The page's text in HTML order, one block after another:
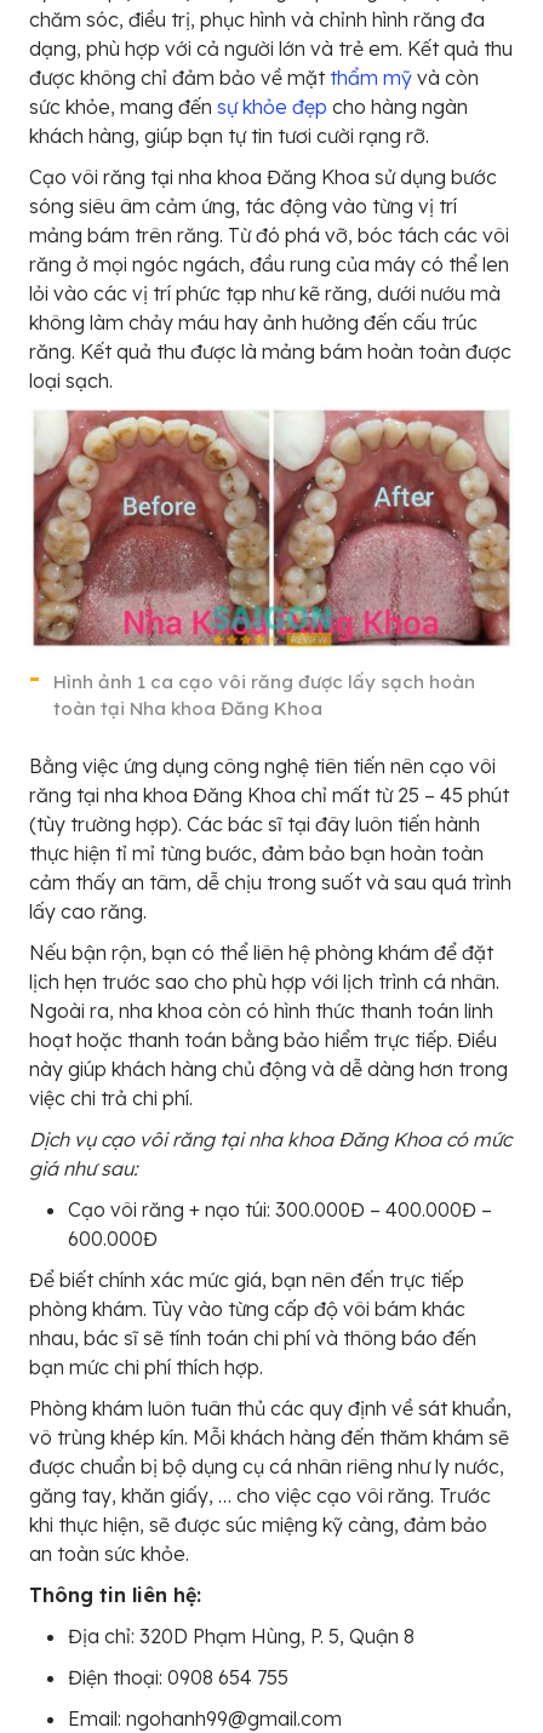
chăm sóc, điều trị, phục hình và chỉnh hình răng đa
dạng, phù hợp với cả người lớn và trẻ em. Kết quả thu
được không chỉ đảm bảo về mặt thẩm mỹ và còn
sức khỏe, mang đến sự khỏe đẹp cho hàng ngàn
khách hàng, giúp bạn tự tin tươi cười rạng rỡ.
Cạo vôi răng tại nha khoa Đăng Khoa sử dụng bước
sóng siêu âm cảm ứng, tác động vào từng vị trí
mảng bám trên răng. Từ đó phá vỡ, bóc tách các vôi
răng ở mọi ngóc ngách, đầu rung của máy có thể len
lỏi vào các vị trí phức tạp như kẽ răng, dưới nướu mà
không làm chảy máu hay ảnh hưởng đến cấu trúc
răng. Kết quả thu được là mảng bám hoàn toàn được
loại sạch.
Hình ảnh 1 ca cạo vôi răng được lấy sạch hoàn
toàn tại Nha khoa Đăng Khoa
Bằng việc ứng dụng công nghệ tiên tiến nên cạo vôi
răng tại nha khoa Đăng Khoa chỉ mất từ 25 – 45 phút
(tùy trường hợp). Các bác sĩ tại đây luôn tiến hành
thực hiện tỉ mỉ từng bước, đảm bảo bạn hoàn toàn
cảm thấy an tâm, dễ chịu trong suốt và sau quá trình
lấy cao răng.
Nếu bận rộn, bạn có thể liên hệ phòng khám để đặt
lịch hẹn trước sao cho phù hợp với lịch trình cá nhân.
Ngoài ra, nha khoa còn có hình thức thanh toán linh
hoạt hoặc thanh toán bằng bảo hiểm trực tiếp. Điều
này giúp khách hàng chủ động và dễ dàng hơn trong
việc chi trả chi phí.
Dịch vụ cạo vôi răng tại nha khoa Đăng Khoa có mức
giá như sau:
Cạo vôi răng + nạo túi: 300.000Đ – 400.000Đ –
600.000Đ
Để biết chính xác mức giá, bạn nên đến trực tiếp
phòng khám. Tùy vào từng cấp độ vôi bám khác
nhau, bác sĩ sẽ tính toán chi phí và thông báo đến
bạn mức chi phí thích hợp.
Phòng khám luôn tuân thủ các quy định về sát khuẩn,
vô trùng khép kín. Mỗi khách hàng đến thăm khám sẽ
được chuẩn bị bộ dụng cụ cá nhân riêng như ly nước,
găng tay, khăn giấy, … cho việc cạo vôi răng. Trước
khi thực hiện, sẽ được súc miệng kỹ càng, đảm bảo
an toàn sức khỏe.
Thông tin liên hệ:
Địa chỉ: 320D Phạm Hùng, P. 5, Quận 8
Điện thoại: 0908 654 755
Email: ngohanh99@gmail.com